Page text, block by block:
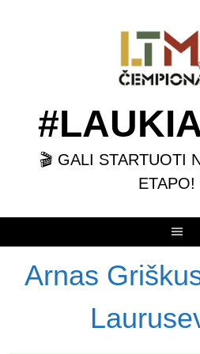
🎬 GALI STARTUOTI
ETAPO!
Arnas